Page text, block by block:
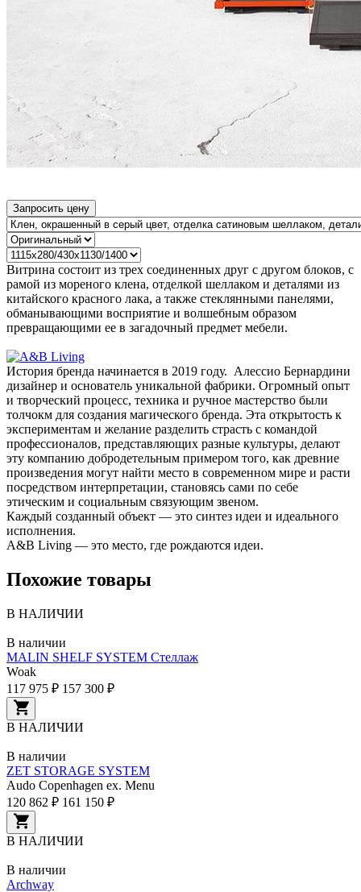
Запросить цену
Витрина состоит из трех соединенных друг с другом блоков, с
рамой из мореного клена, отделкой шеллаком и деталями из
китайского красного лака, а также стеклянными панелями,
обманывающими восприятие и волшебным образом
превращающими ее в загадочный предмет мебели.
История бренда начинается в 2019 году. Алессио Бернардини
дизайнер и основатель уникальной фабрики. Огромный опыт
и творческий процесс, техника и ручное мастерство были
толчокм для создания магического бренда. Эта открытость к
экспериментам и желание разделить страсть с командой
профессионалов, представляющих разные культуры, делают
эту компанию добродетельным примером того, как древние
произведения могут найти место в современном мире и расти
посредством интерпретации, становясь сами по себе
этическим и социальным связующим звеном.
Каждый созданный объект — это синтез идеи и идеального
исполнения.
A&B Living — это место, где рождаются идеи.
Похожие товары
В НАЛИЧИИ
В наличии
MALIN SHELF SYSTEM Стеллаж
Woak
117 975 ₽ 157 300 ₽
В НАЛИЧИИ
В наличии
ZET STORAGE SYSTEM
Audo Copenhagen ex. Menu
120 862 ₽ 161 150 ₽
В НАЛИЧИИ
В наличии
Archway